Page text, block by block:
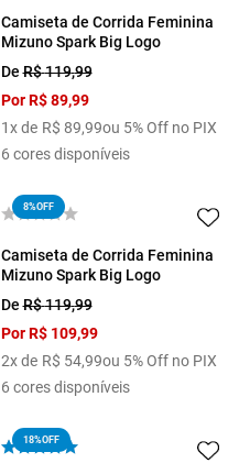
Camiseta de Corrida Feminina
Mizuno Spark Big Logo
DeR$119,99
PorR$ 89,99
1x de R$ 89,99ou 5% Off no PIX
6 cores disponíveis
8%OFF
Camiseta de Corrida Feminina
Mizuno Spark Big Logo
DeR$119,99
PorR$ 109,99
2x de R$ 54,99ou 5% Off no PIX
6 cores disponíveis
18%OFF